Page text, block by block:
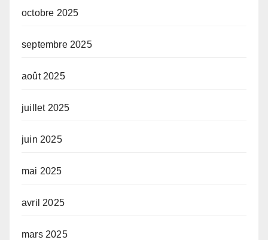
octobre 2025
septembre 2025
août 2025
juillet 2025
juin 2025
mai 2025
avril 2025
mars 2025